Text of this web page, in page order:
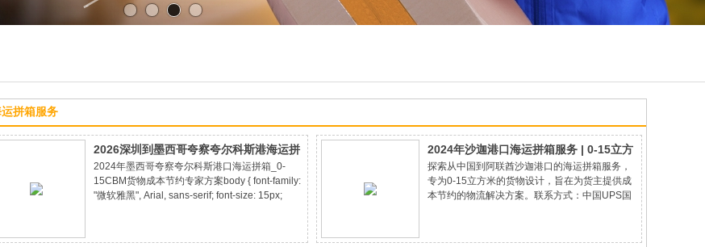
拼箱服务
2026深圳到墨西哥夸察夸尔科斯港海运拼
箱_3-15CBM 小货专线_25天直拼到港
2024年墨西哥夸察夸尔科斯港口海运拼箱_0-
15CBM货物成本节约专家方案body { font-family:
"微软雅黑", Arial, sans-serif; font-size: 15px;
2024年沙迦港口海运拼箱服务 | 0-15立方
米货物低成本方案 - 阿联酋Sharjah Port
探索从中国到阿联酋沙迦港口的海运拼箱服务，
专为0-15立方米的货物设计，旨在为货主提供成
本节约的物流解决方案。联系方式：中国UPS国